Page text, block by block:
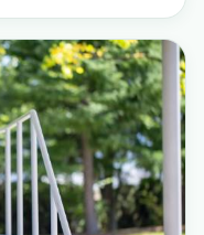
ん。患者さんを一人で
これ以上増やしたくな
改めて見直したいのが
流れです。この記事で
護ステーション、介護
ッフの管理を担当され
検索からの予約
、一つひとつ丁寧に解